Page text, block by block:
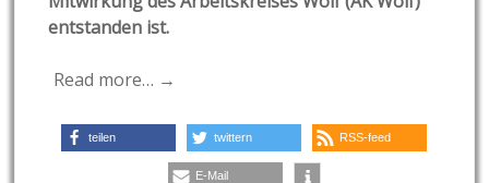
entstanden ist.
Read more… →
teilen twittern RSS-feed
E-Mail